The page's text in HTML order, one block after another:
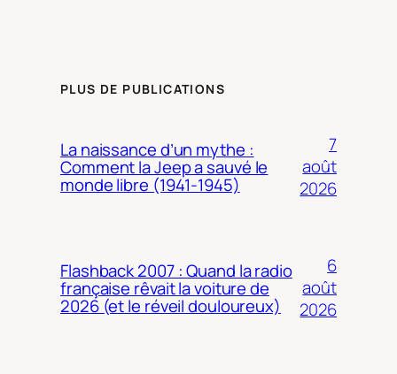
PLUS DE PUBLICATIONS
La naissance d’un mythe :
Comment la Jeep a sauvé le
monde libre (1941-1945)
7
août
2026
Flashback 2007 : Quand la radio
française rêvait la voiture de
2026 (et le réveil douloureux)
6
août
2026